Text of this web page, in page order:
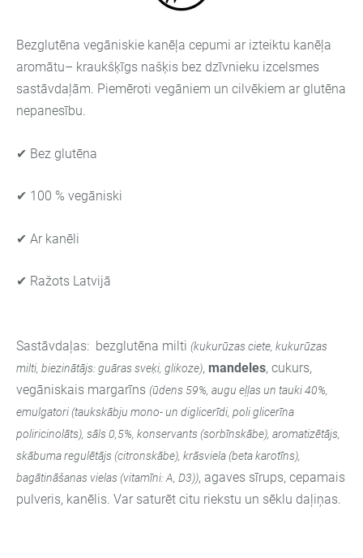
Bezglutēna vegāniskie kanēļa cepumi ar izteiktu kanēļa
aromātu– kraukšķīgs našķis bez dzīvnieku izcelsmes
sastāvdaļām. Piemēroti vegāniem un cilvēkiem ar glutēna
nepanesību.
✔ Bez glutēna
✔ 100 % vegāniski
✔ Ar kanēli
✔ Ražots Latvijā
Sastāvdaļas: bezglutēna milti (kukurūzas ciete, kukurūzas
milti, biezinātājs: guāras sveķi, glikoze), mandeles, cukurs,
vegāniskais margarīns (ūdens 59%, augu eļļas un tauki 40%,
emulgatori (taukskābju mono- un diglicerīdi, poli glicerīna
poliricinolāts), sāls 0,5%, konservants (sorbīnskābe), aromatizētājs,
skābuma regulētājs (citronskābe), krāsviela (beta karotīns),
bagātināšanas vielas (vitamīni: A, D3)), agaves sīrups, cepamais
pulveris, kanēlis. Var saturēt citu riekstu un sēklu daļiņas.